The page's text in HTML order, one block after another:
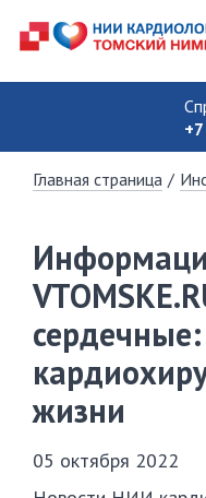
Главная страница /
жизни
05 октября 2022